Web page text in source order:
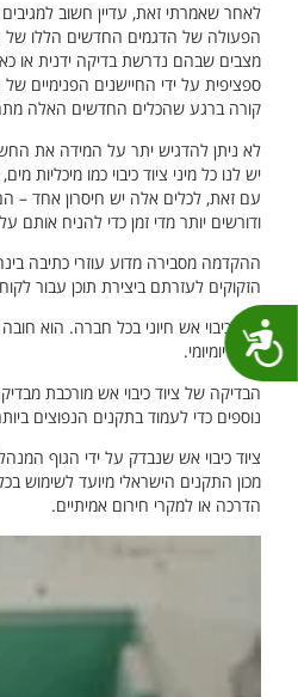
נגישות
לאחר שאמרתי זאת, עדיין חשוב
הפעולה של הדגמים החדשים הללו של
מצבים שבהם נדרשת בדיקה ידנית או
ספציפית על ידי החיישנים הפנימיים
קורה ברגע שהכלים החדשים האלה
לא ניתן להדגיש יתר על המידה את
יש לנו כל מיני ציוד כיבוי כמו מיכליות
עם זאת, לכלים אלה יש חיסרון אחד –
ודורשים יותר מדי זמן כדי להניח אותם
ההקדמה מסבירה מדוע עוזרי כתיבה
הזקוקים לעזרתם ביצירת תוכן עבור
ציוד כיבוי אש חיוני בכל חברה. הוא
בסיס יומיומי.
הבדיקה של ציוד כיבוי אש מורכבת
נוספים כדי לעמוד בתקנים הנפוצים
ציוד כיבוי אש שנבדק על ידי הגוף
מכון התקנים הישראלי מיועד לשימוש
הדרכה או למקרי חירום אמיתיים.